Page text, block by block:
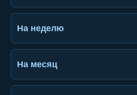
На неделю
На месяц